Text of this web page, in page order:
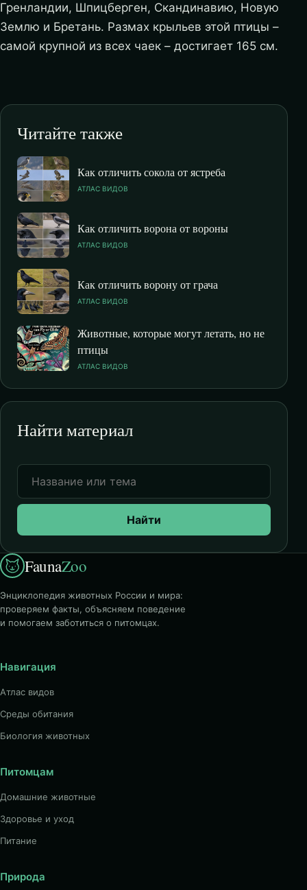
Гренландии, Шпицберген, Скандинавию, Новую
Землю и Бретань. Размах крыльев этой птицы –
самой крупной из всех чаек – достигает 165 см.
Читайте также
Как отличить сокола от ястреба
АТЛАС ВИДОВ
Как отличить ворона от вороны
АТЛАС ВИДОВ
Как отличить ворону от грача
АТЛАС ВИДОВ
Животные, которые могут летать, но не
птицы
АТЛАС ВИДОВ
Найти материал
Найти
FaunaZoo
Энциклопедия животных России и мира:
проверяем факты, объясняем поведение
и помогаем заботиться о питомцах.
Навигация
Атлас видов
Среды обитания
Биология животных
Питомцам
Домашние животные
Здоровье и уход
Питание
Природа